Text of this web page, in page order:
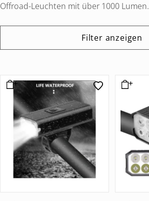
Offroad-Leuchten mit über 1000 Lumen.
Filter anzeigen